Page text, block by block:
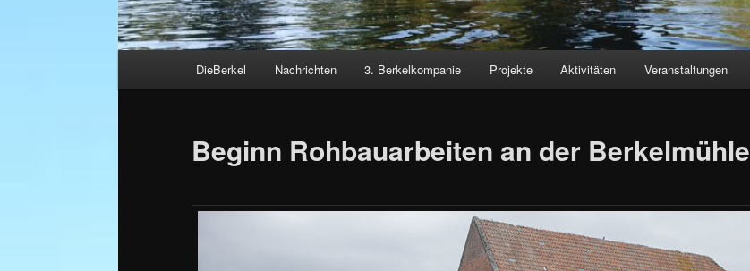
Zum
Inhalt
springen
DieBerkel Nachrichten 3. Berkelkompanie Projekte Aktivitäten Veranstaltungen
Beginn Rohbauarbeiten an der Berkelmühle